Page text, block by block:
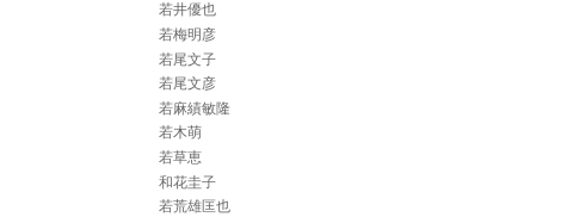
若井優也
若梅明彦
若尾文子
若尾文彦
若麻績敏隆
若木萌
若草恵
和花圭子
若荒雄匡也